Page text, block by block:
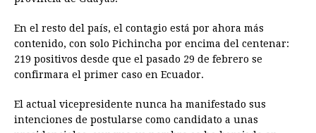
En el resto del país, el contagio está por ahora más
contenido, con solo Pichincha por encima del centenar:
219 positivos desde que el pasado 29 de febrero se
confirmara el primer caso en Ecuador.
El actual vicepresidente nunca ha manifestado sus
intenciones de postularse como candidato a unas